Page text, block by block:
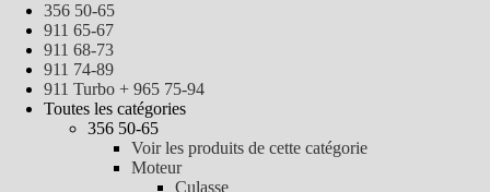
356 50-65
911 65-67
911 68-73
911 74-89
911 Turbo + 965 75-94
Toutes les catégories
356 50-65
Voir les produits de cette catégorie
Moteur
Culasse